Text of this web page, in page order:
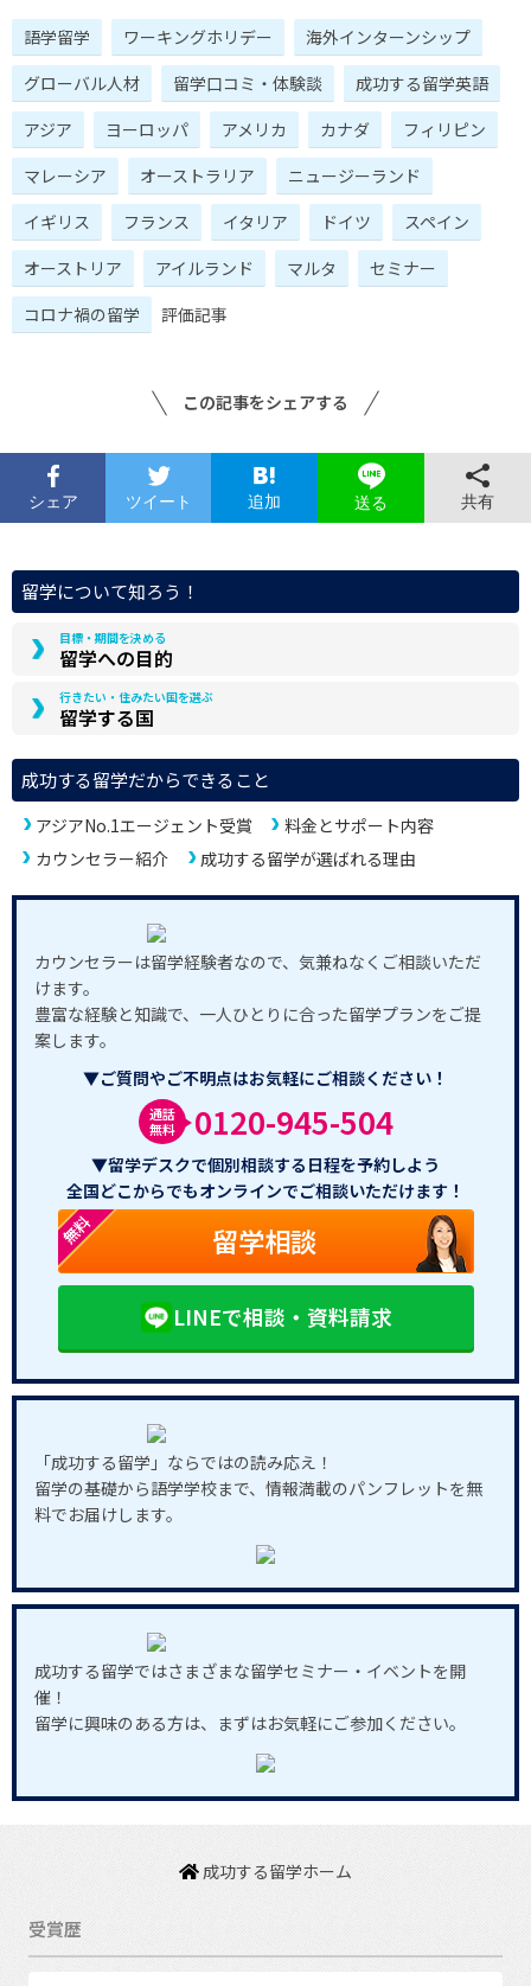
語学留学 ワーキングホリデー
海外インターンシップ
グローバル人材
留学口コミ・体験談
成功する留学英語
アジア
ヨーロッパ アメリカ カナダ
フィリピン
マレーシア
オーストラリア
ニュージーランド
イギリス
フランス イタリア ドイツ
スペイン
オーストリア
アイルランド マルタ
セミナー
コロナ禍の留学
評価記事
この記事をシェアする
シェア ツイート 追加 送る 共有
留学について知ろう！
目標・期間を決める
留学への目的
行きたい・住みたい国を選ぶ
留学する国
成功する留学だからできること
アジアNo.1エージェント受賞
料金とサポート内容
カウンセラー紹介
成功する留学が選ばれる理由
カウンセラーは留学経験者なので、気兼ねなくご相談いただ
けます。
豊富な経験と知識で、一人ひとりに合った留学プランをご提
案します。
▼ご質問やご不明点はお気軽にご相談ください！
通話
無料
0120-945-504
▼留学デスクで個別相談する日程を予約しよう
全国どこからでもオンラインでご相談いただけます！
無料 留学相談
LINEで相談・資料請求
「成功する留学」ならではの読み応え！
留学の基礎から語学学校まで、情報満載のパンフレットを無
料でお届けします。
成功する留学ではさまざまな留学セミナー・イベントを開
催！
留学に興味のある方は、まずはお気軽にご参加ください。
成功する留学ホーム
受賞歴